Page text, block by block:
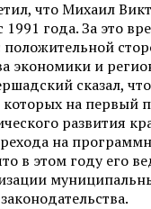
что Михаил
1991 года. За это
положительной
экономики и
сказал,
на первый
развития
на
в этом году его